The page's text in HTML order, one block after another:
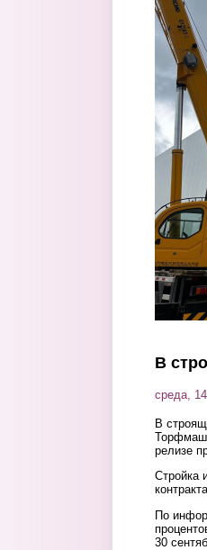
Перейти к основному содержанию
В
среда,
В
Торфмаш
релизе
Стройка
По
30